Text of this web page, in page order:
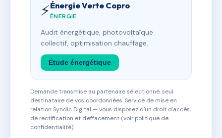
⚡Énergie Verte Copro
ÉNERGIE
Audit énergétique, photovoltaïque
collectif, optimisation chauffage.
Étude énergétique
Demande transmise au partenaire sélectionné, seul
destinataire de vos coordonnées. Service de mise en
relation Syndic Digital — vous disposez d'un droit d'accès,
de rectification et d'effacement (voir politique de
confidentialité).